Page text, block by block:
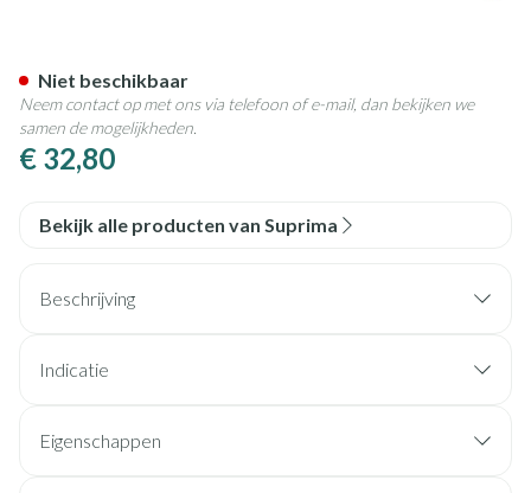
€ 32,80
Niet beschikbaar
Neem contact op met ons via telefoon of e-mail, dan bekijken we
samen de mogelijkheden.
Bekijk alle producten van Suprima
Beschrijving
Indicatie
Eigenschappen